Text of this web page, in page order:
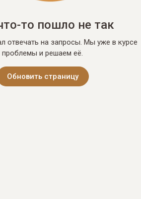
то пошло не так
отвечать на запросы. Мы уже в курсе
проблемы и решаем её.
Обновить страницу